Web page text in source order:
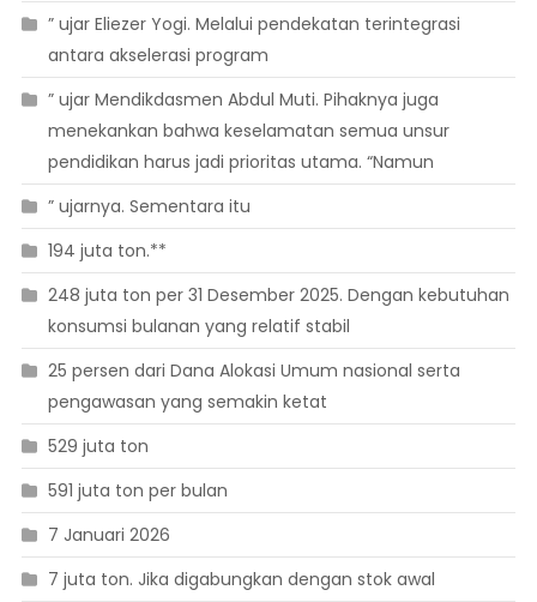
” ujar Eliezer Yogi. Melalui pendekatan terintegrasi
antara akselerasi program
” ujar Mendikdasmen Abdul Muti. Pihaknya juga
menekankan bahwa keselamatan semua unsur
pendidikan harus jadi prioritas utama. “Namun
” ujarnya. Sementara itu
194 juta ton.**
248 juta ton per 31 Desember 2025. Dengan kebutuhan
konsumsi bulanan yang relatif stabil
25 persen dari Dana Alokasi Umum nasional serta
pengawasan yang semakin ketat
529 juta ton
591 juta ton per bulan
7 Januari 2026
7 juta ton. Jika digabungkan dengan stok awal